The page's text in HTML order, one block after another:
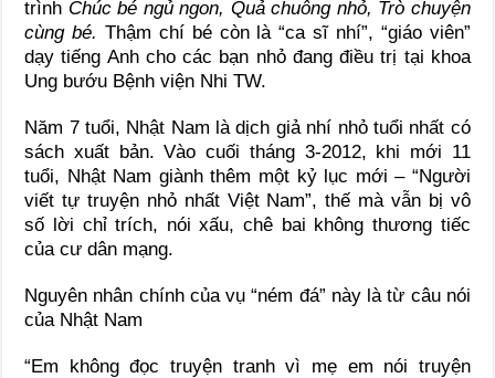
trình Chúc bé ngủ ngon, Quả chuông nhỏ, Trò chuyện
cùng bé. Thậm chí bé còn là “ca sĩ nhí”, “giáo viên”
dạy tiếng Anh cho các bạn nhỏ đang điều trị tại khoa
Ung bướu Bệnh viện Nhi TW.
Năm 7 tuổi, Nhật Nam là dịch giả nhí nhỏ tuổi nhất có
sách xuất bản. Vào cuối tháng 3-2012, khi mới 11
tuổi, Nhật Nam giành thêm một kỷ lục mới – “Người
viết tự truyện nhỏ nhất Việt Nam”, thế mà vẫn bị vô
số lời chỉ trích, nói xấu, chê bai không thương tiếc
của cư dân mạng.
Nguyên nhân chính của vụ “ném đá” này là từ câu nói
của Nhật Nam
“Em không đọc truyện tranh vì mẹ em nói truyện